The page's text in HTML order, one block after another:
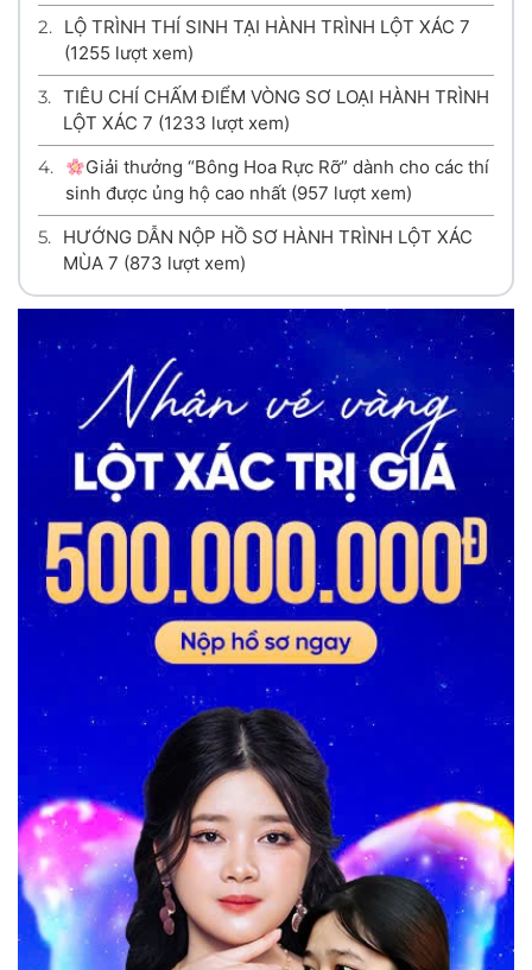
2.
LỘ TRÌNH THÍ SINH TẠI HÀNH TRÌNH LỘT XÁC 7
(1255 lượt xem)
3. TIÊU CHÍ CHẤM ĐIỂM VÒNG SƠ LOẠI HÀNH TRÌNH
LỘT XÁC 7 (1233 lượt xem)
4.
Giải thưởng “Bông Hoa Rực Rỡ” dành cho các thí
sinh được ủng hộ cao nhất (957 lượt xem)
5. HƯỚNG DẪN NỘP HỒ SƠ HÀNH TRÌNH LỘT XÁC
MÙA 7 (873 lượt xem)